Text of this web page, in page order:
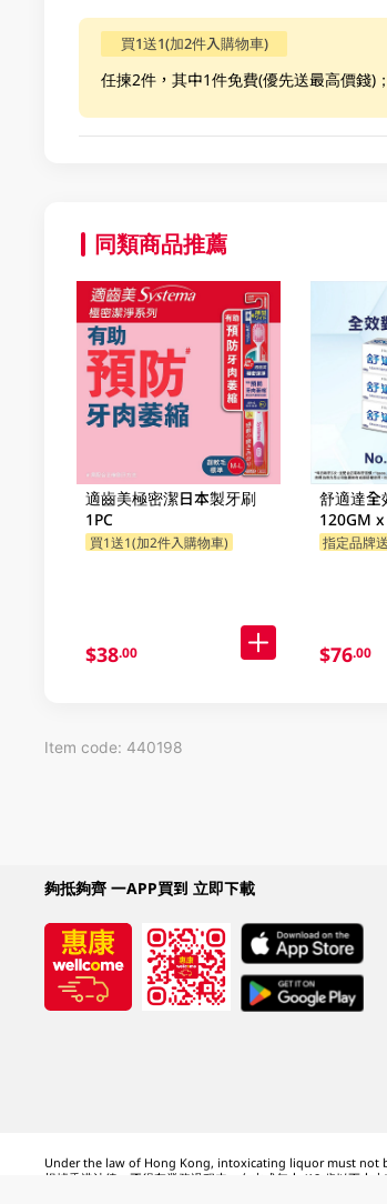
買1送1(加2件入購物車)
任揀2件，其中1件免費(優先送最高價錢)
同類商品推薦
適齒美極密潔日本製牙刷
1PC
買1送1(加2件入購物車)
$38.00
舒適達全
120GM
指定品牌
$76.00
Item code: 440198
夠抵夠齊 一APP買到 立即下載
Under the law of Hong Kong, intoxicating liquor must not
根據香港法律，不得在業務過程中，向未成年人 (18 歲以下人士